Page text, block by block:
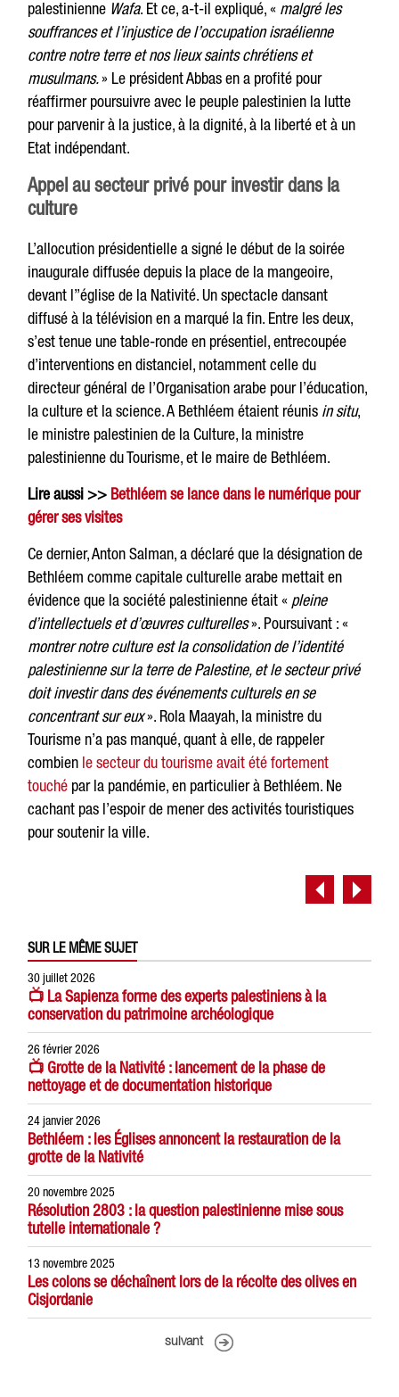
palestinienne Wafa. Et ce, a-t-il expliqué, « malgré les
souffrances et l’injustice de l’occupation israélienne
contre notre terre et nos lieux saints chrétiens et
musulmans.» Le président Abbas en a profité pour
réaffirmer poursuivre avec le peuple palestinien la lutte
pour parvenir à la justice, à la dignité, à la liberté et à un
Etat indépendant.
Appel au secteur privé pour investir dans la
culture
L’allocution présidentielle a signé le début de la soirée
inaugurale diffusée depuis la place de la mangeoire,
devant l’’église de la Nativité. Un spectacle dansant
diffusé à la télévision en a marqué la fin. Entre les deux,
s’est tenue une table-ronde en présentiel, entrecoupée
d’interventions en distanciel, notamment celle du
directeur général de l’Organisation arabe pour l’éducation,
la culture et la science. A Bethléem étaient réunis in situ,
le ministre palestinien de la Culture, la ministre
palestinienne du Tourisme, et le maire de Bethléem.
Lire aussi >> Bethléem se lance dans le numérique pour
gérer ses visites
Ce dernier, Anton Salman, a déclaré que la désignation de
Bethléem comme capitale culturelle arabe mettait en
évidence que la société palestinienne était « pleine
d’intellectuels et d’œuvres culturelles». Poursuivant : «
montrer notre culture est la consolidation de l’identité
palestinienne sur la terre de Palestine, et le secteur privé
doit investir dans des événements culturels en se
concentrant sur eux». Rola Maayah, la ministre du
Tourisme n’a pas manqué, quant à elle, de rappeler
combien le secteur du tourisme avait été fortement
touché par la pandémie, en particulier à Bethléem. Ne
cachant pas l’espoir de mener des activités touristiques
pour soutenir la ville.
SUR LE MÊME SUJET
30 juillet 2026
📺 La Sapienza forme des experts palestiniens à la
conservation du patrimoine archéologique
26 février 2026
📺 Grotte de la Nativité : lancement de la phase de
nettoyage et de documentation historique
24 janvier 2026
Bethléem : les Églises annoncent la restauration de la
grotte de la Nativité
20 novembre 2025
Résolution 2803 : la question palestinienne mise sous
tutelle internationale ?
13 novembre 2025
Les colons se déchaînent lors de la récolte des olives en
Cisjordanie
suivant